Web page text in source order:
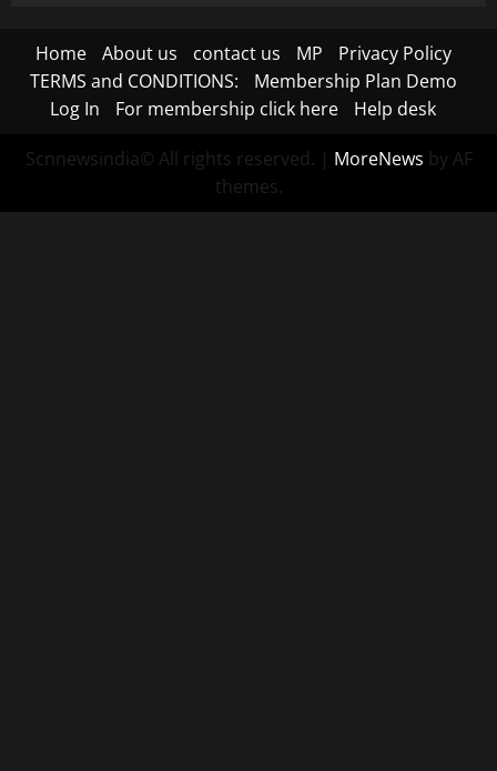
Home About us contact us MP
Privacy Policy
TERMS and CONDITIONS:
Membership Plan Demo
Log In
For membership click here Help desk
Scnnewsindia© All rights reserved. | MoreNews by AF
themes.